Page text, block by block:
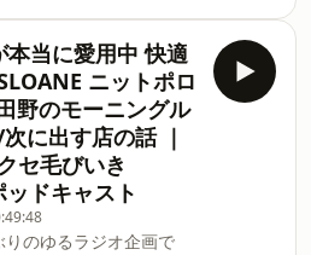
います。）田野浩志の
悩み募集中！
fKhGJmfnTwNfZqNXA
ち明けたい…！という奇
しゃいましたら、なんで
。主にファッションの
fKhGJmfnTwNfZqNXA
ち明けたい…！という奇
ゃいましたら、なんで
い。主にファッションの
すが、そうでなくても
名前とメールアドレス
ただけるようになりまし
が殺到しているわけで
で、 次回以降に採用さ
本当に愛用中 快適
ニットポロ
野のモーニングル
に出す店の話 ｜
セ毛びいき
ッドキャスト
りのゆるラジオ企画で